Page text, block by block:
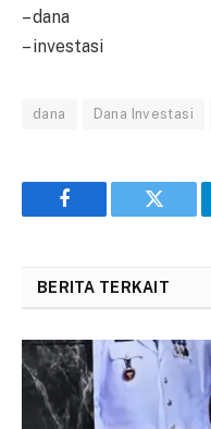
– dana
– investasi
dana Dana Investasi
Facebook Twitter
BERITA TERKAIT